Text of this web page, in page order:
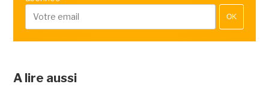
OK
A lire aussi